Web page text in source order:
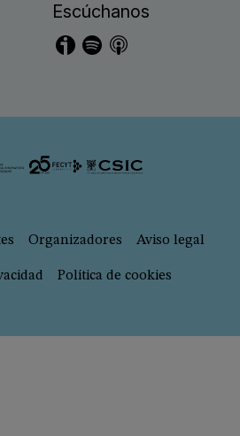
Escúchanos
ImagenImagenImagen
Organizadores Aviso legal
Política de cookies